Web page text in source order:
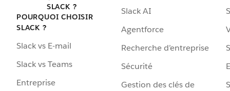
SLACK ?
POURQUOI CHOISIR
SLACK ?
Slack vs E-mail
Slack vs Teams
Entreprise
Slack AI
Agentforce
Recherche d’entreprise
Sécurité
Gestion des clés de